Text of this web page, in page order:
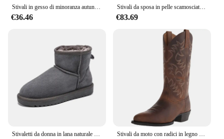
Stivali in gesso di minoranza autunno e inverno per il tempo libero Vulcanizzati alti e al polpaccio Scarpe da esterno antiscivolo resistenti all'usura Scarpe da uomo
€36.46
Stivali da sposa in pelle scamosciata fatti a mano di alta qualità di design classico Harris lavello delicato abito da sposa con punta a spillo Botas
€83.69
Stivaletti da donna in lana naturale Nuovo stile di stivale da neve Stivali corti invernali in pelle di pecora Scarpe basse calde alla caviglia foderate in pelliccia Stivali da moto con radici in legno ricamati comodi con tacchi alti primaverili e autunnali Stivali da cowboy occidentali alti alla moda